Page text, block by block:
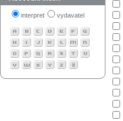
interpret vydavatel